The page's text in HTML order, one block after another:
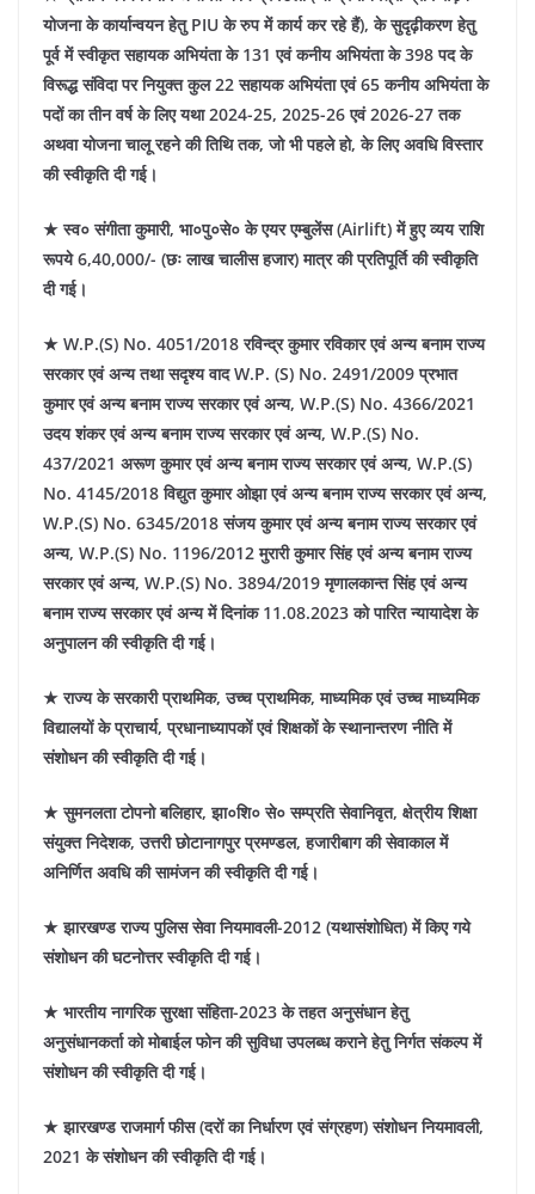
योजना के कार्यान्वयन हेतु PIU के रुप में कार्य कर रहे हैं), के सुदृढ़ीकरण हेतु
पूर्व में स्वीकृत सहायक अभियंता के 131 एवं कनीय अभियंता के 398 पद के
विरूद्ध संविदा पर नियुक्त कुल 22 सहायक अभियंता एवं 65 कनीय अभियंता के
पदों का तीन वर्ष के लिए यथा 2024-25, 2025-26 एवं 2026-27 तक
अथवा योजना चालू रहने की तिथि तक, जो भी पहले हो, के लिए अवधि विस्तार
की स्वीकृति दी गई।
★ स्व० संगीता कुमारी, भा०पु०से० के एयर एम्बुलेंस (Airlift) में हुए व्यय राशि
रूपये 6,40,000/- (छः लाख चालीस हजार) मात्र की प्रतिपूर्ति की स्वीकृति
दी गई।
★ W.P.(S) No. 4051/2018 रविन्द्र कुमार रविकार एवं अन्य बनाम राज्य
सरकार एवं अन्य तथा सदृश्य वाद W.P. (S) No. 2491/2009 प्रभात
कुमार एवं अन्य बनाम राज्य सरकार एवं अन्य, W.P.(S) No. 4366/2021
उदय शंकर एवं अन्य बनाम राज्य सरकार एवं अन्य, W.P.(S) No.
437/2021 अरूण कुमार एवं अन्य बनाम राज्य सरकार एवं अन्य, W.P.(S)
No. 4145/2018 विद्युत कुमार ओझा एवं अन्य बनाम राज्य सरकार एवं अन्य,
W.P.(S) No. 6345/2018 संजय कुमार एवं अन्य बनाम राज्य सरकार एवं
अन्य, W.P.(S) No. 1196/2012 मुरारी कुमार सिंह एवं अन्य बनाम राज्य
सरकार एवं अन्य, W.P.(S) No. 3894/2019 मृणालकान्त सिंह एवं अन्य
बनाम राज्य सरकार एवं अन्य में दिनांक 11.08.2023 को पारित न्यायादेश के
अनुपालन की स्वीकृति दी गई।
★ राज्य के सरकारी प्राथमिक, उच्च प्राथमिक, माध्यमिक एवं उच्च माध्यमिक
विद्यालयों के प्राचार्य, प्रधानाध्यापकों एवं शिक्षकों के स्थानान्तरण नीति में
संशोधन की स्वीकृति दी गई।
★ सुमनलता टोपनो बलिहार, झा०शि० से० सम्प्रति सेवानिवृत, क्षेत्रीय शिक्षा
संयुक्त निदेशक, उत्तरी छोटानागपुर प्रमण्डल, हजारीबाग की सेवाकाल में
अनिर्णित अवधि की सामंजन की स्वीकृति दी गई।
★ झारखण्ड राज्य पुलिस सेवा नियमावली-2012 (यथासंशोधित) में किए गये
संशोधन की घटनोत्तर स्वीकृति दी गई।
★ भारतीय नागरिक सुरक्षा संहिता-2023 के तहत अनुसंधान हेतु
अनुसंधानकर्ता को मोबाईल फोन की सुविधा उपलब्ध कराने हेतु निर्गत संकल्प में
संशोधन की स्वीकृति दी गई।
★ झारखण्ड राजमार्ग फीस (दरों का निर्धारण एवं संग्रहण) संशोधन नियमावली,
2021 के संशोधन की स्वीकृति दी गई।